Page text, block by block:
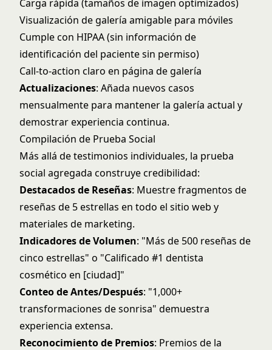
Carga rápida (tamaños de imagen optimizados)
Visualización de galería amigable para móviles
Cumple con HIPAA (sin información de
identificación del paciente sin permiso)
Call-to-action claro en página de galería
Actualizaciones: Añada nuevos casos
mensualmente para mantener la galería actual y
demostrar experiencia continua.
Compilación de Prueba Social
Más allá de testimonios individuales, la prueba
social agregada construye credibilidad:
Destacados de Reseñas: Muestre fragmentos de
reseñas de 5 estrellas en todo el sitio web y
materiales de marketing.
Indicadores de Volumen: "Más de 500 reseñas de
cinco estrellas" o "Calificado #1 dentista
cosmético en [ciudad]"
Conteo de Antes/Después: "1,000+
transformaciones de sonrisa" demuestra
experiencia extensa.
Reconocimiento de Premios: Premios de la